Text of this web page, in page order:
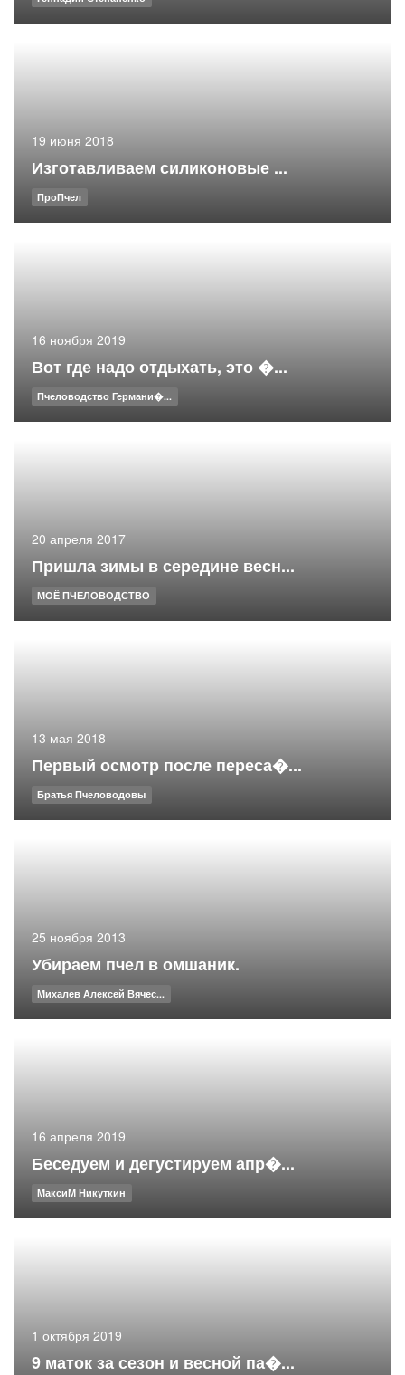
19 июня 2018
Изготавливаем силиконовые ...
ПроПчел
16 ноября 2019
Вот где надо отдыхать, это �...
Пчеловодство Германи�...
20 апреля 2017
Пришла зимы в середине весн...
МОЁ ПЧЕЛОВОДСТВО
13 мая 2018
Первый осмотр после переса�...
Братья Пчеловодовы
25 ноября 2013
Убираем пчел в омшаник.
Михалев Алексей Вячес...
16 апреля 2019
Беседуем и дегустируем апр�...
МаксиМ Никуткин
1 октября 2019
9 маток за сезон и весной па�...